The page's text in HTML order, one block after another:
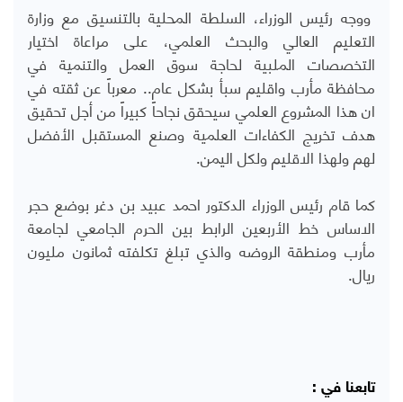
ووجه رئيس الوزراء، السلطة المحلية بالتنسيق مع وزارة
التعليم العالي والبحث العلمي، على مراعاة اختيار
التخصصات الملبية لحاجة سوق العمل والتنمية في
محافظة مأرب واقليم سبأ بشكل عام.. معرباً عن ثقته في
ان هذا المشروع العلمي سيحقق نجاحاً كبيراً من أجل تحقيق
هدف تخريج الكفاءات العلمية وصنع المستقبل الأفضل
لهم ولهذا الاقليم ولكل اليمن.
كما قام رئيس الوزراء الدكتور احمد عبيد بن دغر بوضع حجر
الاساس خط الأربعين الرابط بين الحرم الجامعي لجامعة
مأرب ومنطقة الروضه والذي تبلغ تكلفته ثمانون مليون
ريال.
تابعنا في :